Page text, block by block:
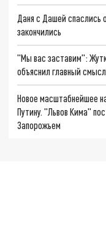
Даня с Дашей спаслись
закончились
"Мы вас заставим":
объяснил главный
Новое масштабнейшее
Путину. "Львов Кима"
Запорожьем